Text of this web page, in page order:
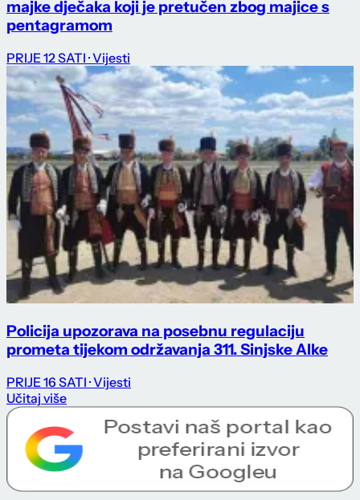
majke dječaka koji je pretučen zbog majice s
pentagramom
PRIJE 12 SATI · Vijesti
Policija upozorava na posebnu regulaciju
prometa tijekom održavanja 311. Sinjske Alke
PRIJE 16 SATI · Vijesti
Učitaj više